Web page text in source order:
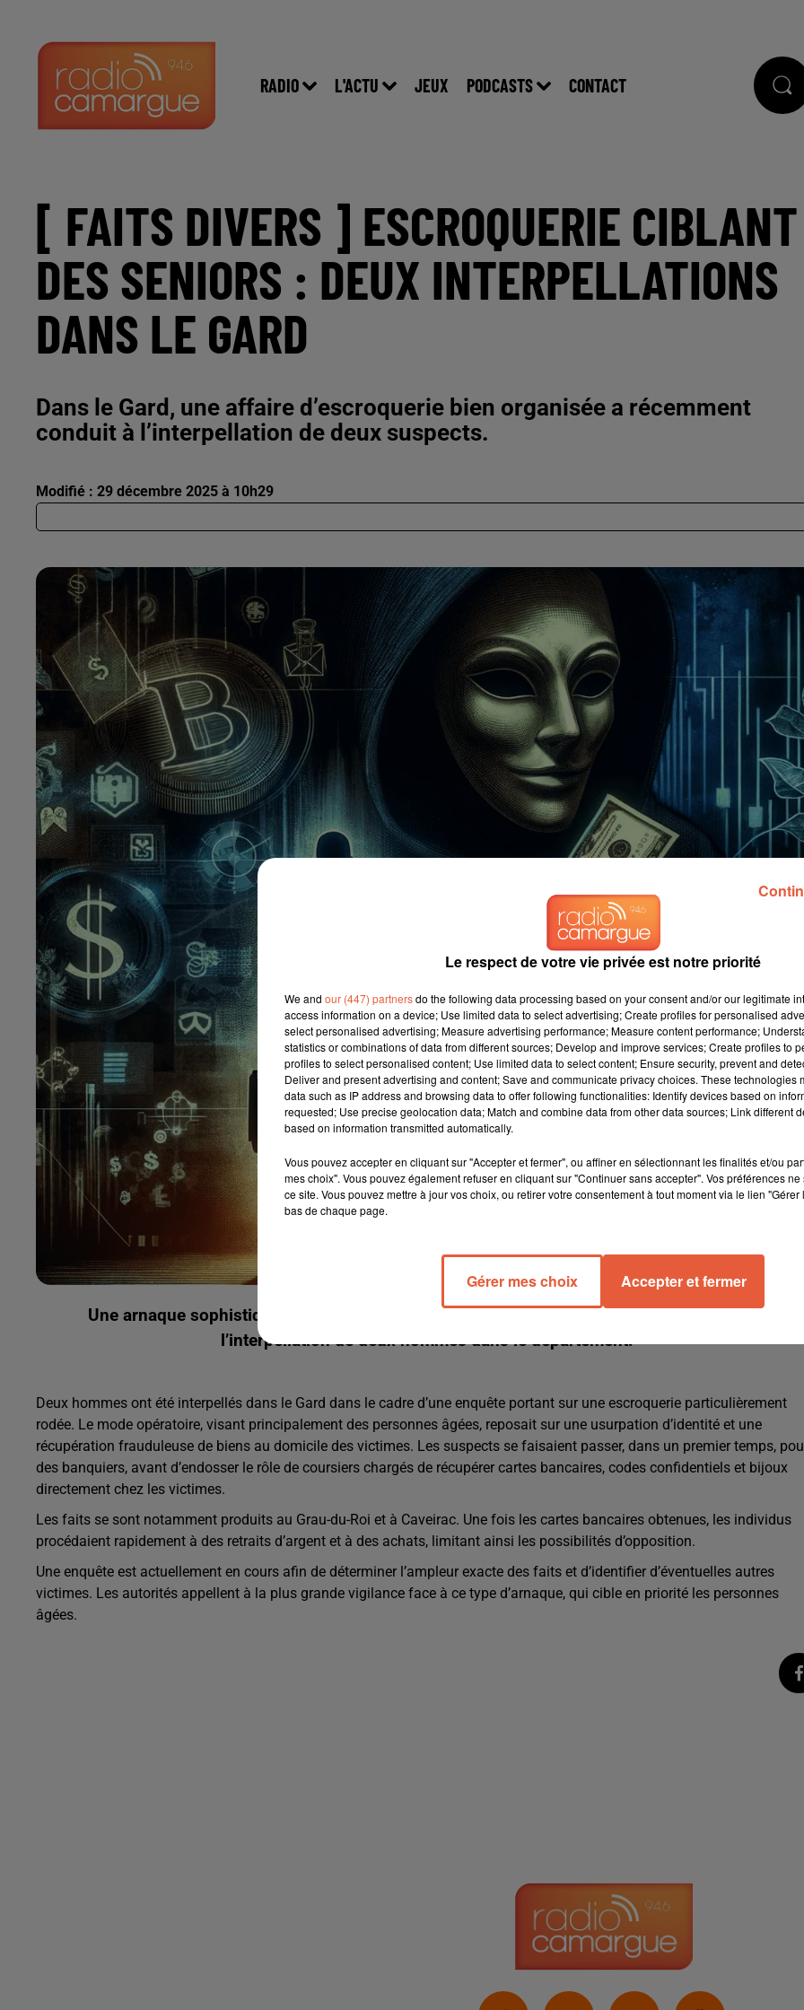
RADIO L'ACTU JEUX PODCASTS CONTACT
[ FAITS DIVERS ] ESCROQUERIE CIBLANT
DES SENIORS : DEUX INTERPELLATIONS
DANS LE GARD
Dans le Gard, une affaire d’escroquerie bien organisée a récemment
conduit à l’interpellation de deux suspects.
Modifié : 29 décembre 2025 à 10h29
Une arnaque sophistiquée impliquant de faux banquiers et de faux coursiers a conduit à
l’interpellation de deux hommes dans le département.
Deux hommes ont été interpellés dans le Gard dans le cadre d’une enquête portant sur une escroquerie particulièrement
rodée. Le mode opératoire, visant principalement des personnes âgées, reposait sur une usurpation d’identité et une
récupération frauduleuse de biens au domicile des victimes. Les suspects se faisaient passer, dans un premier temps,
des banquiers, avant d’endosser le rôle de coursiers chargés de récupérer cartes bancaires, codes confidentiels et bijoux
directement chez les victimes.
Les faits se sont notamment produits au Grau-du-Roi et à Caveirac. Une fois les cartes bancaires obtenues, les individus
procédaient rapidement à des retraits d’argent et à des achats, limitant ainsi les possibilités d’opposition.
Une enquête est actuellement en cours afin de déterminer l’ampleur exacte des faits et d’identifier d’éventuelles autres
victimes. Les autorités appellent à la plus grande vigilance face à ce type d’arnaque, qui cible en priorité les personnes
âgées.
Le respect de votre vie privée est notre priorité
We and our (447) partnersdo the following data processing based on your consent and/or our legitimate
access information on a device; Use limited data to select advertising; Create profiles for personalised
select personalised advertising; Measure advertising performance; Measure content performance;
statistics or combinations of data from different sources; Develop and improve services; Create profiles to
profiles to select personalised content; Use limited data to select content; Ensure security, prevent and
Deliver and present advertising and content; Save and communicate privacy choices. These technologies
data such as IP address and browsing data to offer following functionalities: Identify devices based on
requested; Use precise geolocation data; Match and combine data from other data sources; Link different
based on information transmitted automatically.
Vous pouvez accepter en cliquant sur "Accepter et fermer", ou affiner en sélectionnant les finalités et/ou
mes choix". Vous pouvez également refuser en cliquant sur "Continuer sans accepter". Vos préférences
ce site. Vous pouvez mettre à jour vos choix, ou retirer votre consentement à tout moment via le lien
bas de chaque page.
Gérer mes choix Accepter et fermer